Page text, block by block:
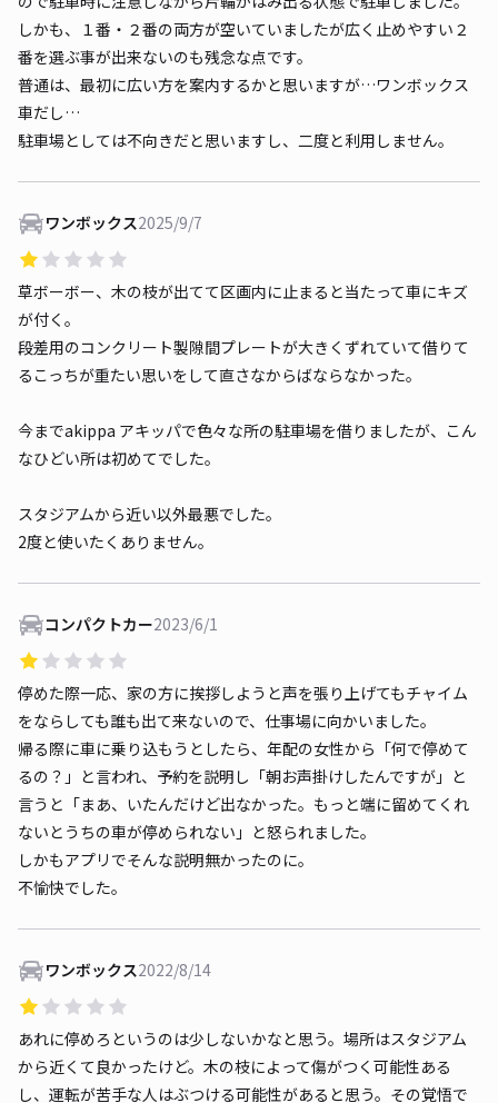
しかも、１番・２番の両方が空いていましたが広く止めやすい２
番を選ぶ事が出来ないのも残念な点です。
普通は、最初に広い方を案内するかと思いますが…ワンボックス
車だし…
駐車場としては不向きだと思いますし、二度と利用しません。
ワンボックス2025/9/7
草ボーボー、木の枝が出てて区画内に止まると当たって車にキズ
が付く。
段差用のコンクリート製隙間プレートが大きくずれていて借りて
るこっちが重たい思いをして直さなからばならなかった。
今までakippa アキッパで色々な所の駐車場を借りましたが、こん
なひどい所は初めてでした。
スタジアムから近い以外最悪でした。
2度と使いたくありません。
コンパクトカー2023/6/1
停めた際一応、家の方に挨拶しようと声を張り上げてもチャイム
をならしても誰も出て来ないので、仕事場に向かいました。
帰る際に車に乗り込もうとしたら、年配の女性から「何で停めて
るの？」と言われ、予約を説明し「朝お声掛けしたんですが」と
言うと「まあ、いたんだけど出なかった。もっと端に留めてくれ
ないとうちの車が停められない」と怒られました。
しかもアプリでそんな説明無かったのに。
不愉快でした。
ワンボックス2022/8/14
あれに停めろというのは少しないかなと思う。場所はスタジアム
から近くて良かったけど。木の枝によって傷がつく可能性ある
し、運転が苦手な人はぶつける可能性があると思う。その覚悟で